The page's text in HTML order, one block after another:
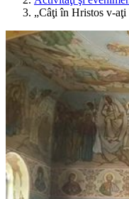
„Câţi în Hristos v-